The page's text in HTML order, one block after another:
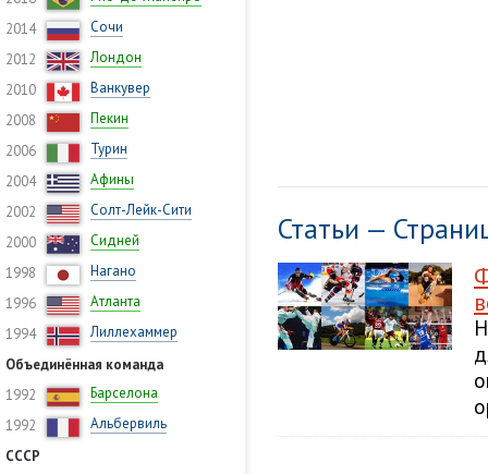
2014
Сочи
2012
Лондон
2010
Ванкувер
2008
Пекин
2006
Турин
2004
Афины
2002
Солт-Лейк-Сити
2000
Сидней
1998
Нагано
1996
Атланта
1994
Лиллехаммер
Объединённая команда
1992
Барселона
1992
Альбервиль
СССР
Статьи —